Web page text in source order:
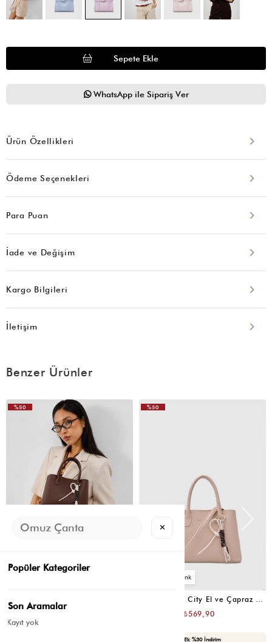
WhatsApp ile Sipariş Ver
Ürün Özellikleri
Ödeme Seçenekleri
Para Puan
İade ve Değişim
Kargo Bilgileri
İletişim
Benzer Ürünler
%50
₺569,90
Seçili Ürünlerde Ek %30 İndirim
%50
✕
Popüler Kategoriler
Son Aramalar
Kayıt yok